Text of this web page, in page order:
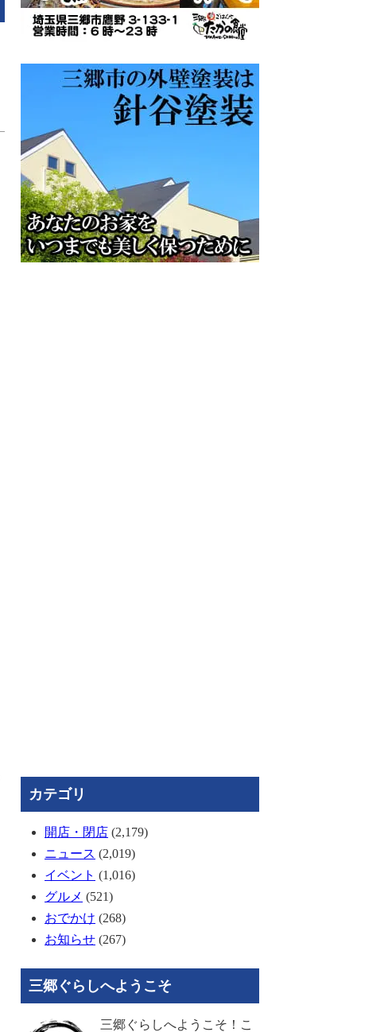
カテゴリ
開店・閉店 (2,179)
ニュース (2,019)
イベント (1,016)
グルメ (521)
おでかけ (268)
お知らせ (267)
三郷ぐらしへようこそ
三郷ぐらしへようこそ！こ